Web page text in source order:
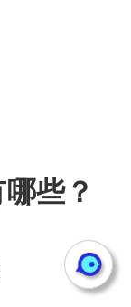
些？